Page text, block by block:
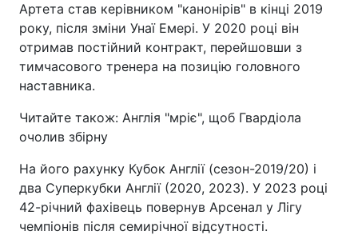
Артета став керівником "канонірів" в кінці 2019
року, після зміни Унаї Емері. У 2020 році він
отримав постійний контракт, перейшовши з
тимчасового тренера на позицію головного
наставника.
Читайте також: Англія "мріє", щоб Гвардіола
очолив збірну
На його рахунку Кубок Англії (сезон-2019/20) і
два Суперкубки Англії (2020, 2023). У 2023 році
42-річний фахівець повернув Арсенал у Лігу
чемпіонів після семирічної відсутності.